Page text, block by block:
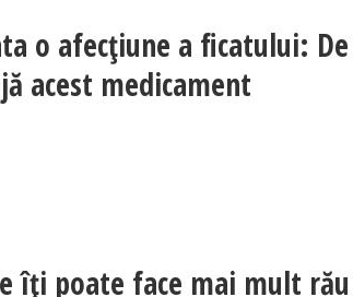
o afecțiune a ficatului: De
acest medicament
îți poate face mai mult rău